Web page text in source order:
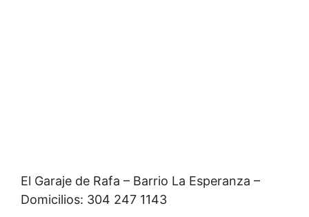
El Garaje de Rafa – Barrio La Esperanza –
Domicilios: 304 247 1143